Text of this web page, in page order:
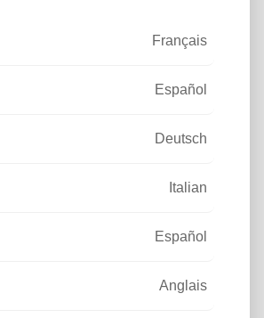
la signature d’un protocole
pour le déploiement d’un projet
Français
Español
Deutsch
Italian
Español
Anglais